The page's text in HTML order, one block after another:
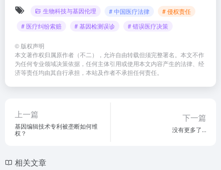
生物科技与基因伦理 # 中国医疗法律
# 侵权责任
# 医疗纠纷索赔
# 基因检测误诊 # 错误医疗决策
© 版权声明
本文著作权归属原作者（不二），允许自由转载但须完整署名。本文不作
为任何专业领域决策依据，任何主体引用或使用本文内容产生的法律、经
济等责任均由其自行承担，本站及作者不承担任何责任。
上一篇
基因编辑技术专利被垄断如何维
权？
下一篇
没有更多了...
相关文章